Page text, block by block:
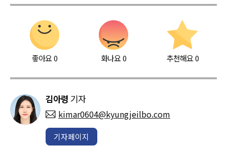
좋아요0 화나요0 추천해요 0
김아령 기자
kimar0604@kyungjeilbo.com
기자페이지